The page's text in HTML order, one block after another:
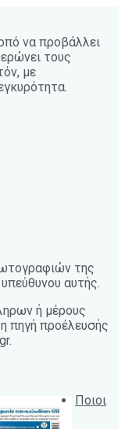
να προβάλλει
τους
με
της
αυτής.
ή μέρους
πηγή προέλευσής
Ποιοι